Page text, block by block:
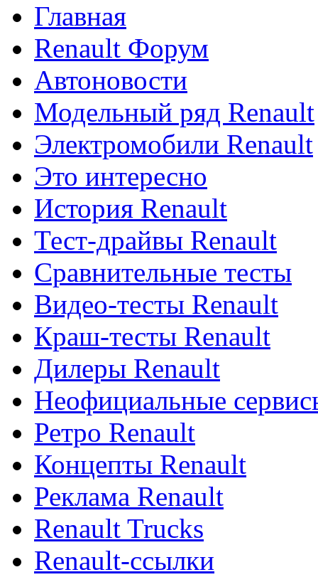
Главная
Renault Форум
Автоновости
Модельный ряд Renault
Электромобили Renault
Это интересно
История Renault
Тест-драйвы Renault
Сравнительные тесты
Видео-тесты Renault
Краш-тесты Renault
Дилеры Renault
Неофициальные
Ретро Renault
Концепты Renault
Реклама Renault
Renault Trucks
Renault-ссылки